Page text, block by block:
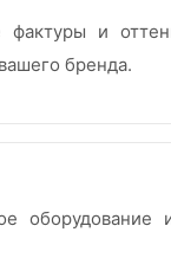
фактуры и
бренда.
оборудование